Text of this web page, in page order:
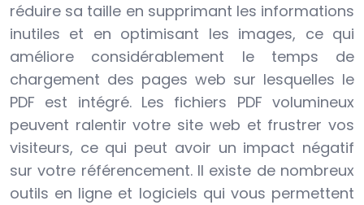
réduire sa taille en supprimant les informations
inutiles et en optimisant les images, ce qui
améliore considérablement le temps de
chargement des pages web sur lesquelles le
PDF est intégré. Les fichiers PDF volumineux
peuvent ralentir votre site web et frustrer vos
visiteurs, ce qui peut avoir un impact négatif
sur votre référencement. Il existe de nombreux
outils en ligne et logiciels qui vous permettent